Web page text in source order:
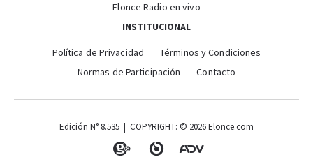
Elonce Radio en vivo
INSTITUCIONAL
Política de Privacidad
Términos y Condiciones
Normas de Participación
Contacto
Edición N° 8.535 | COPYRIGHT: © 2026 Elonce.com